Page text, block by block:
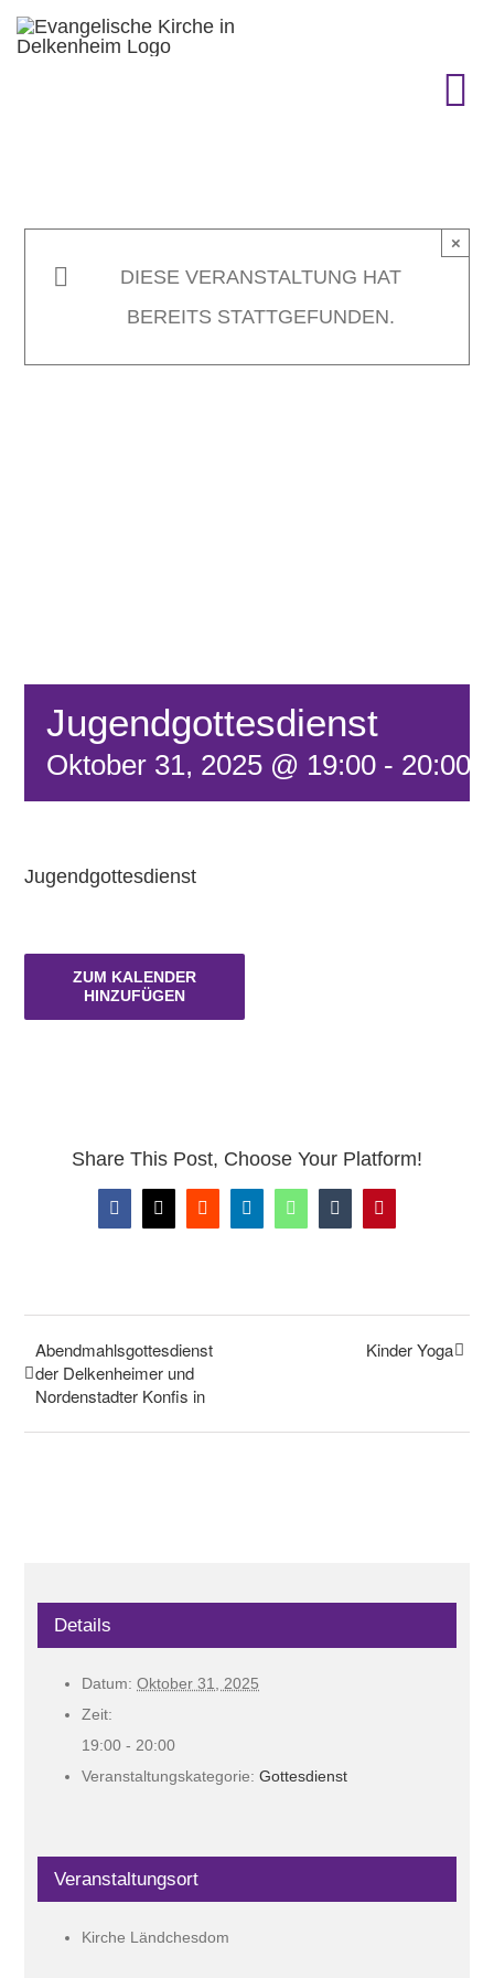
Zum
Inhalt
DIESE VERANSTALTUNG HAT
BEREITS STATTGEFUNDEN.
×
Jugendgottesdienst
Oktober 31, 2025 @ 19:00 - 20:00
Jugendgottesdienst
ZUM KALENDER
HINZUFÜGEN
Share This Post, Choose Your Platform!
Facebook
X RedditLinkedInWhatsAppTumblrPinterest
Abendmahlsgottesdienst
der Delkenheimer und
Nordenstadter Konfis in
Kinder Yoga
Details
Datum: Oktober 31, 2025
Zeit:
19:00 - 20:00
Veranstaltungskategorie: Gottesdienst
Veranstaltungsort
Kirche Ländchesdom